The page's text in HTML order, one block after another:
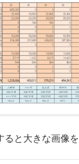
と大きな画像を